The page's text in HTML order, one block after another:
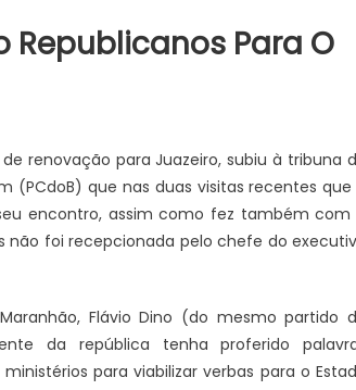
Republicanos Para O
renovação para Juazeiro, subiu à tribuna
(PCdoB) que nas duas visitas recentes que
encontro, assim como fez também com
não foi recepcionada pelo chefe do
Flávio Dino (do mesmo partido
da república tenha proferido
para viabilizar verbas para o